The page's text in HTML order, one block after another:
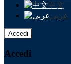
中文
عربى
Accedi
Accedi